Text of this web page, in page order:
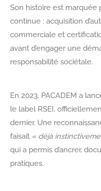
Son histoire est marquée
continue : acquisition
commerciale et
avant d’engager une
responsabilité sociétale.
En 2023, PACADEM a
le label RSEI,
dernier. Une
faisait « déjà
qui a permis d’ancrer,
pratiques.